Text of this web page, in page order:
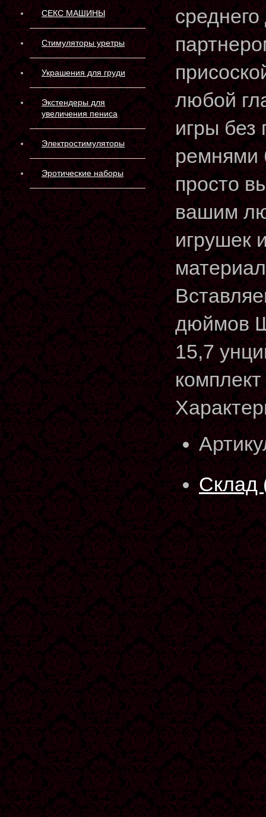
СЕКС МАШИНЫ
Стимуляторы уретры
Украшения для груди
Экстендеры для
увеличения пениса
Электростимуляторы
Эротические наборы
любой
игры без
ремнями
просто
вашим
игрушек
дюймов
15,7
комплект
Склад